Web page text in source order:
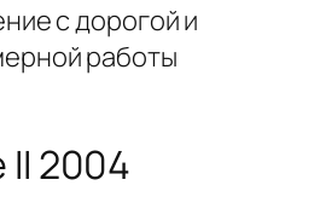
с дорогой и
работы
2004